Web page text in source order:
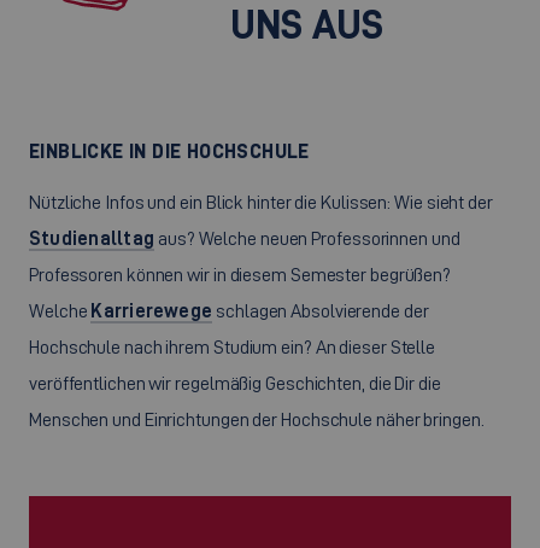
UNS AUS
EINBLICKE IN DIE HOCHSCHULE
Nützliche Infos und ein Blick hinter die Kulissen: Wie sieht der
Studienalltag aus? Welche neuen Professorinnen und
Professoren können wir in diesem Semester begrüßen?
Welche Karrierewege schlagen Absolvierende der
Hochschule nach ihrem Studium ein? An dieser Stelle
veröffentlichen wir regelmäßig Geschichten, die Dir die
Menschen und Einrichtungen der Hochschule näher bringen.